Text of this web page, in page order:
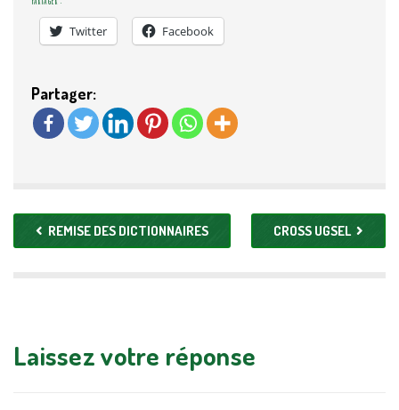
Twitter Facebook
Partager:
REMISE DES DICTIONNAIRES CROSS UGSEL
Laissez votre réponse